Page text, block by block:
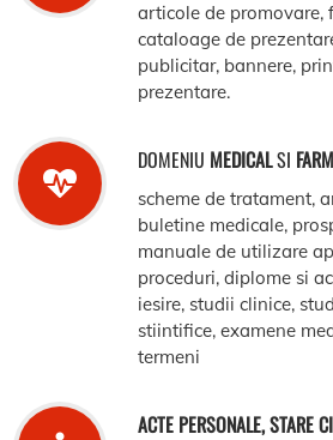
articole de promovare,
cataloage de
publicitar, bannere,
prezentare.
DOMENIU MEDICALSI
scheme de tratament,
buletine medicale,
manuale de utilizare
proceduri, diplome si
iesire, studii clinice,
stiintifice, examene
termeni
ACTE PERSONALE, STARE